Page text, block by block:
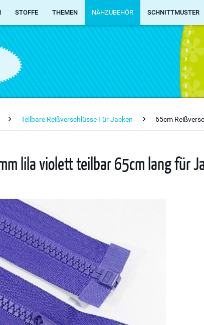
STOFFE THEMEN NÄHZUBEHÖR SCHNITTMUSTER
Teilbare Reißverschlüsse Für Jacken 65cm
lila violett teilbar 65cm lang für